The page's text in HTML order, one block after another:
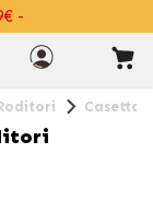
-
Casetta